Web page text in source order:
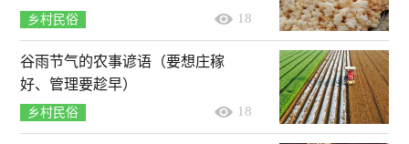
乡村民俗 18
谷雨节气的农事谚语（要想庄稼
好、管理要趁早）
乡村民俗 18